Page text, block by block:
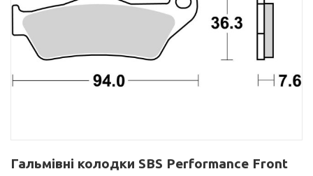
Гальмівні колодки SBS Performance Front